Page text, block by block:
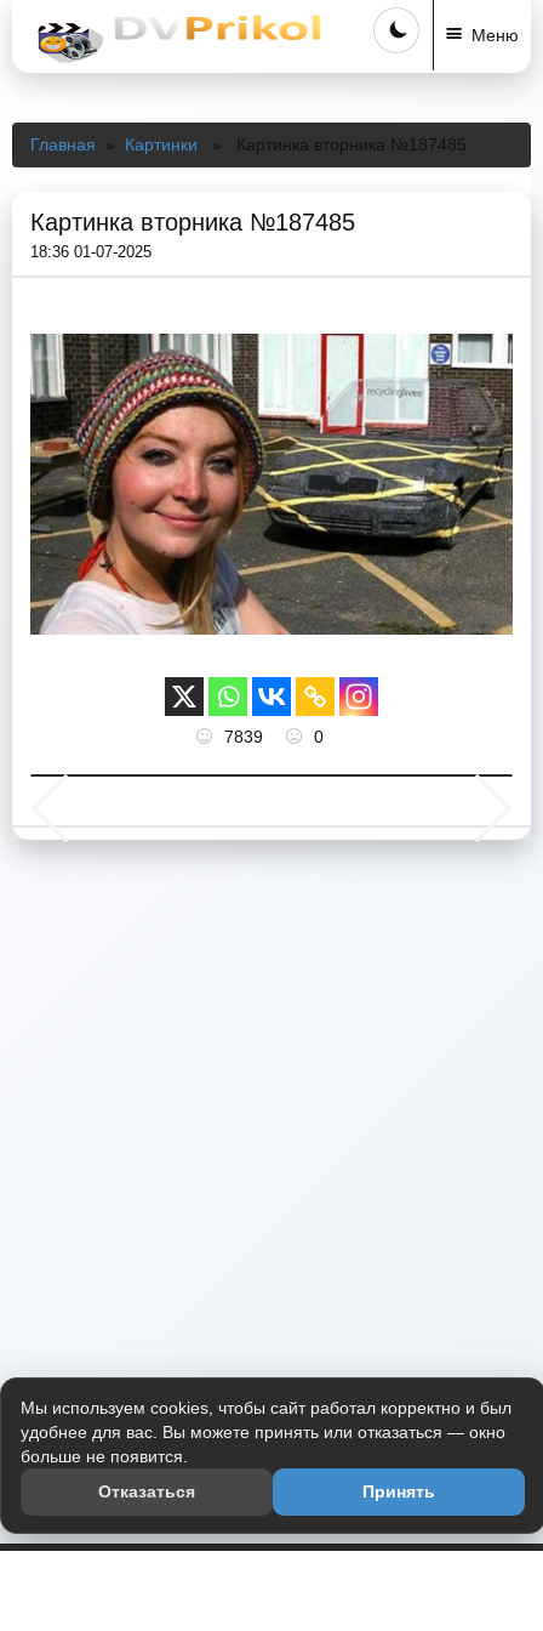
Меню
Главная » Картинки » Картинка вторника №187485
Картинка вторника №187485
18:36 01-07-2025
7839 0
Мы используем cookies, чтобы сайт работал корректно и был
удобнее для вас. Вы можете принять или отказаться — окно
больше не появится.
Отказаться
Принять